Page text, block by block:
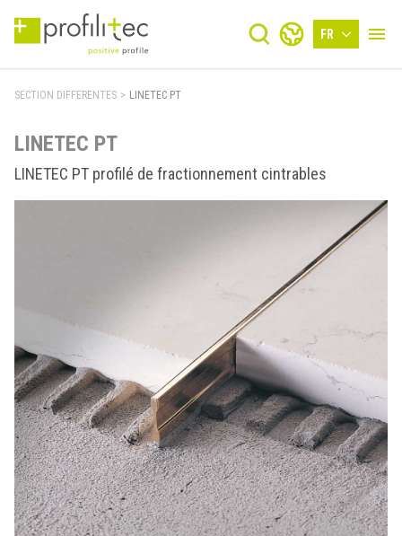
FR
SECTION DIFFERENTES > LINETEC PT
LINETEC PT
LINETEC PT profilé de fractionnement cintrables